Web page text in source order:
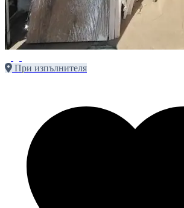
При изпълнителя